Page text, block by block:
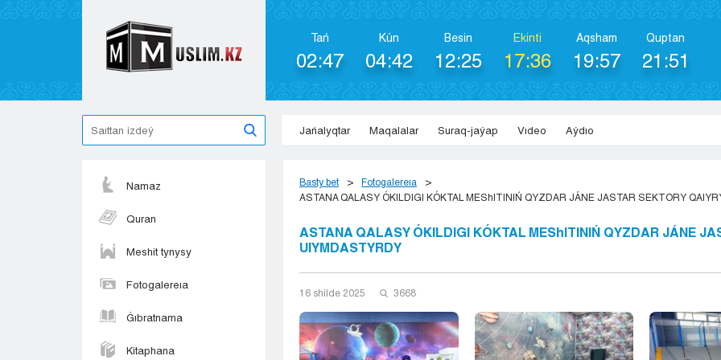
Tań
02:47
Kún
04:42
Besіn
12:25
Ekіntі
17:36
Aqsham
19:57
Quptan
21:51
Jańalyqtar Maqalalar Suraq-jaýap Vıdeo Aýdıo
Namaz
Quran
Meshit tynysy
Fotogalereıa
Ǵıbratnama
Kitaphana
Basty bet
Fotogalereıa
ASTANA QALASY ÓKILDIGI KÓKTAL MEShITINIŃ QYZDAR JÁNE JASTAR SEKTORY
ASTANA QALASY ÓKILDIGI KÓKTAL MEShITINIŃ QYZDAR JÁNE
UIYMDASTYRDY
16 shіlde 2025 3668